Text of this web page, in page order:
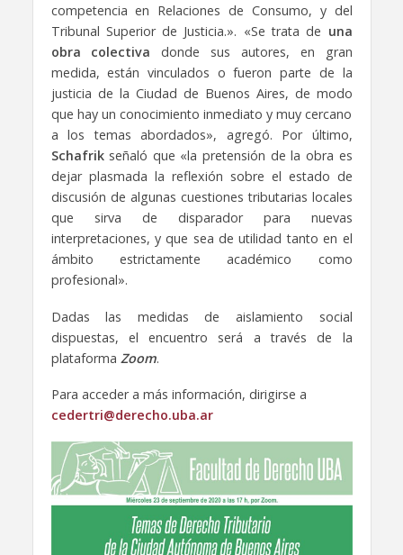
competencia en Relaciones de Consumo, y del
Tribunal Superior de Justicia.». «Se trata de una
obra colectiva donde sus autores, en gran
medida, están vinculados o fueron parte de la
justicia de la Ciudad de Buenos Aires, de modo
que hay un conocimiento inmediato y muy cercano
a los temas abordados», agregó. Por último,
Schafrikseñaló que «la pretensión de la obra es
dejar plasmada la reflexión sobre el estado de
discusión de algunas cuestiones tributarias locales
que sirva de disparador para nuevas
interpretaciones, y que sea de utilidad tanto en el
ámbito estrictamente académico como
profesional».
Dadas las medidas de aislamiento social
dispuestas, el encuentro será a través de la
plataforma Zoom.
Para acceder a más información, dirigirse a
cedertri@derecho.uba.ar